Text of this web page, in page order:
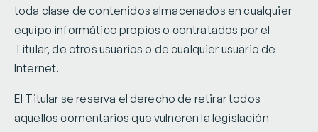
toda clase de contenidos almacenados en cualquier
equipo informático propios o contratados por el
Titular, de otros usuarios o de cualquier usuario de
Internet.
El Titular se reserva el derecho de retirar todos
aquellos comentarios que vulneren la legislación